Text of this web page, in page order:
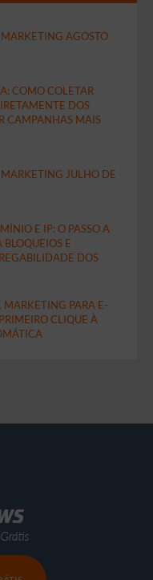
AGOSTO
COMO COLETAR
DOS
CAMPANHAS MAIS
JULHO DE
E IP: O PASSO A
BLOQUEIOS E
DOS
MARKETING PARA E-
CLIQUE À